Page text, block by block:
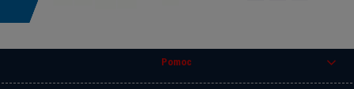
Pomoc